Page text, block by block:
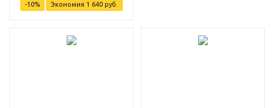
-10% Экономия 1 640руб.